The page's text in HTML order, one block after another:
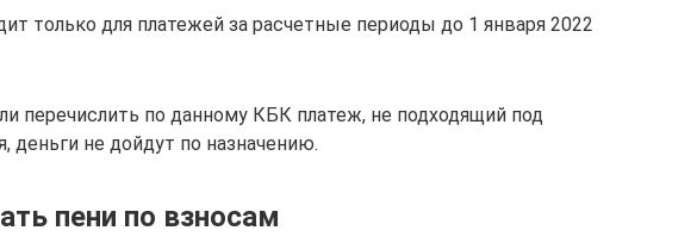
только для платежей за расчетные периоды до 1 января 2022
перечислить по данному КБК платеж, не подходящий под
деньги не дойдут по назначению.
пени по взносам